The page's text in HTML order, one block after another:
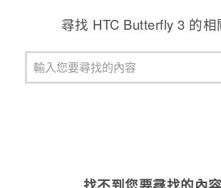
尋找 HTC Butterfly 3 的相